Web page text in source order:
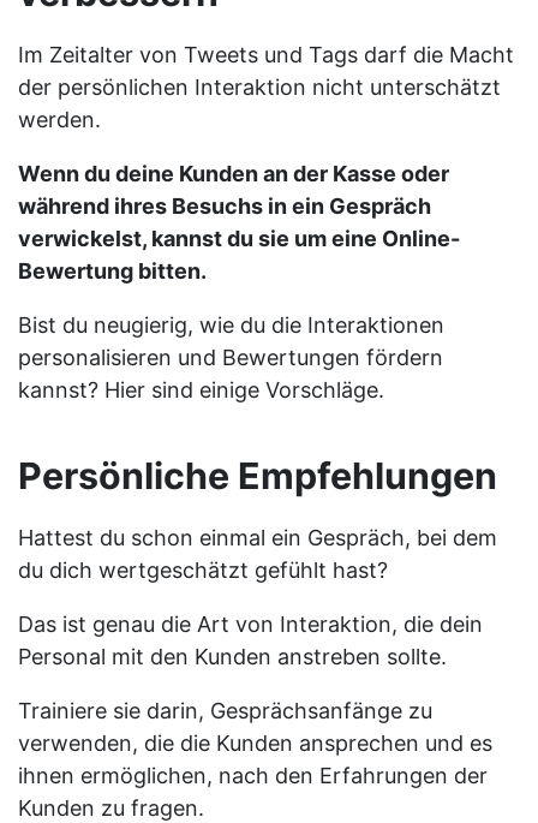
Im Zeitalter von Tweets und Tags darf die Macht
der persönlichen Interaktion nicht unterschätzt
werden.
Wenn du deine Kunden an der Kasse oder
während ihres Besuchs in ein Gespräch
verwickelst, kannst du sie um eine Online-
Bewertung bitten.
Bist du neugierig, wie du die Interaktionen
personalisieren und Bewertungen fördern
kannst? Hier sind einige Vorschläge.
Persönliche Empfehlungen
Hattest du schon einmal ein Gespräch, bei dem
du dich wertgeschätzt gefühlt hast?
Das ist genau die Art von Interaktion, die dein
Personal mit den Kunden anstreben sollte.
Trainiere sie darin, Gesprächsanfänge zu
verwenden, die die Kunden ansprechen und es
ihnen ermöglichen, nach den Erfahrungen der
Kunden zu fragen.